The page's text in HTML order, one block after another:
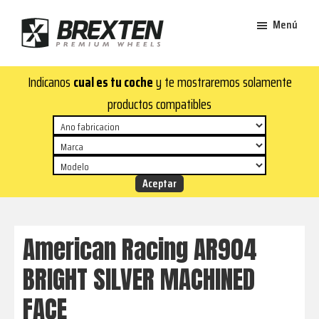
contenido
principal
de
página
Brexten
aluminio
premium
¡En
Brexten.com
encontrarás
aluminio
top!
y
estilo
para
tu
Menú
Indicanos cual es tu cochey te mostraremos solamente
productos compatibles
American Racing AR904
BRIGHT SILVER MACHINED
FACE